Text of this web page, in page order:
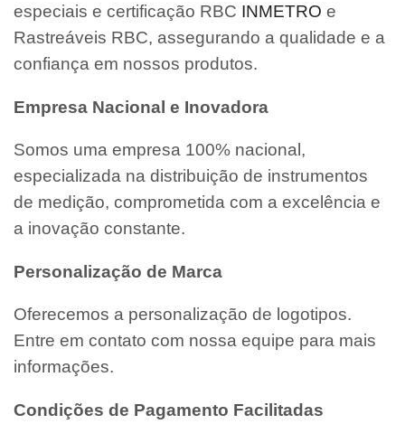
especiais e certificação RBC INMETRO e
Rastreáveis RBC, assegurando a qualidade e a
confiança em nossos produtos.
Empresa Nacional e Inovadora
Somos uma empresa 100% nacional,
especializada na distribuição de instrumentos
de medição, comprometida com a excelência e
a inovação constante.
Personalização de Marca
Oferecemos a personalização de logotipos.
Entre em contato com nossa equipe para mais
informações.
Condições de Pagamento Facilitadas